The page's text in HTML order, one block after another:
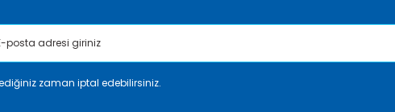
zaman iptal edebilirsiniz.